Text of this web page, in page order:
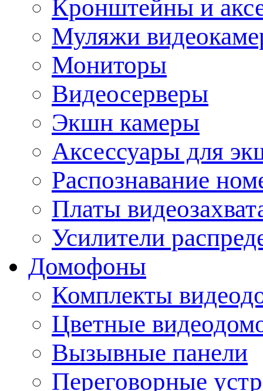
Кронштейны и
Муляжи
Мониторы
Видеосерверы
Экшн камеры
Аксессуары для
Распознавание
Платы
Усилители
Домофоны
Комплекты
Цветные
Вызывные панели
Переговорные